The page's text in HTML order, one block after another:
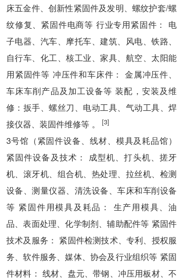
床五金件、创新性紧固件及发明、螺纹护套/螺
纹修复、紧固件电商等 行业专用紧固件： 电
子电器、汽车、摩托车、建筑、风电、铁路、
自行车、化工、核工业、家具、航空、太阳能
用紧固件等 冲压件和车床件： 金属冲压件、
车床车削产品及加工设备等 装配，安装及维
修：扳手、螺丝刀、电动工具、气动工具、焊
接仪器、装固件维修等 。
[3]
3号馆（紧固件设备、线材、模具及耗品馆）
紧固件设备及技术： 成型机、打头机、搓牙
机、滚牙机、组合机、热处理、拉丝机、检测
设备、测量仪器、清洗设备、车床和车削设备
等 紧固件用模具及耗品： 生产用模具、油
品、表面处理、化学制剂、辅助配件等 紧固件
技术及服务： 紧固件检测技术、专利、授权服
务、软件服务、媒体、协会及行业组织等 紧固
件材料： 线材、盘元、带钢、冲压用板材、不